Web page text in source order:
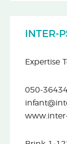
INTER-
Expertise
050-